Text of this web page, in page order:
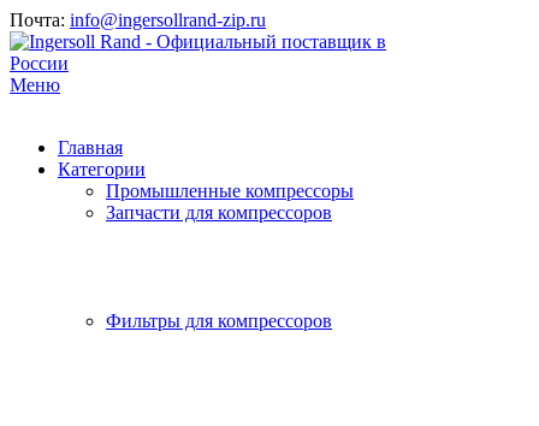
Почта: info@ingersollrand-zip.ru
Меню
Главная
Категории
Промышленные компрессоры
Запчасти для компрессоров
Фильтры для компрессоров